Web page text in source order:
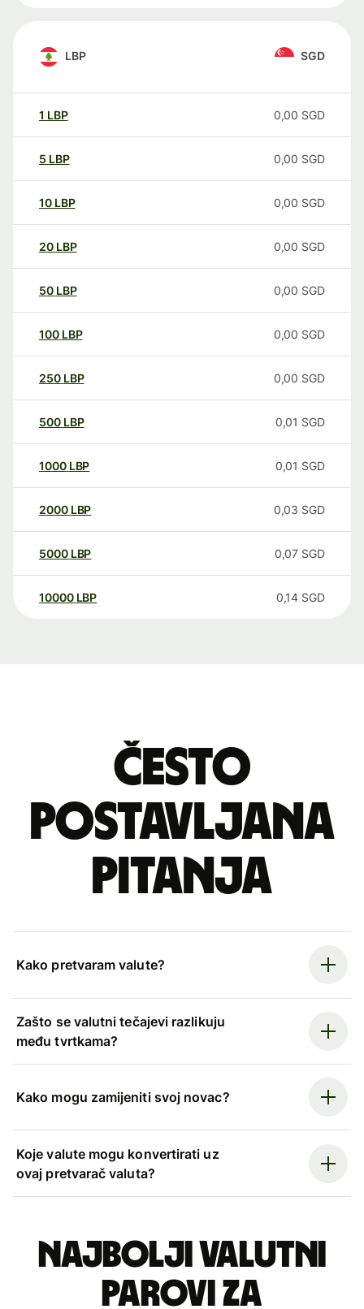
LBP SGD
1 LBP 0,00 SGD
5 LBP 0,00 SGD
10 LBP 0,00 SGD
20 LBP 0,00 SGD
50 LBP 0,00 SGD
100 LBP 0,00 SGD
250 LBP 0,00 SGD
500 LBP 0,01 SGD
1000 LBP 0,01 SGD
2000 LBP 0,03 SGD
5000 LBP 0,07 SGD
10000 LBP 0,14 SGD
Često
postavljana
pitanja
Kako pretvaram valute?
Zašto se valutni tečajevi razlikuju
među tvrtkama?
Kako mogu zamijeniti svoj novac?
Koje valute mogu konvertirati uz
ovaj pretvarač valuta?
Najbolji valutni
parovi za